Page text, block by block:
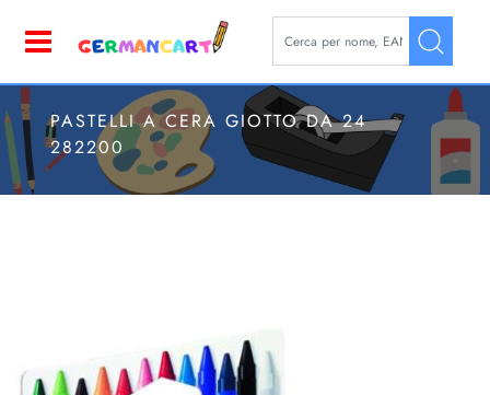
La modifica di un filtro
PASTELLI A CERA GIOTTO DA 24
282200